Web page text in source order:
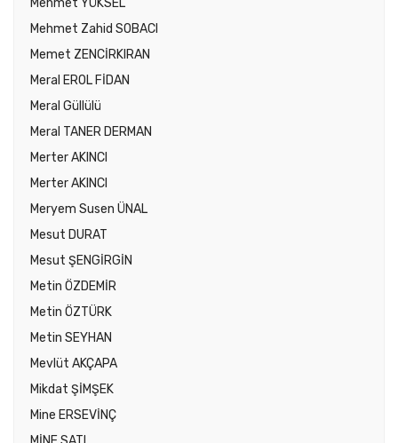
Mehmet Zahid SOBACI
Memet ZENCİRKIRAN
Meral EROL FİDAN
Meral Güllülü
Meral TANER DERMAN
Merter AKINCI
Merter AKINCI
Meryem Susen ÜNAL
Mesut DURAT
Mesut ŞENGİRGİN
Metin ÖZDEMİR
Metin ÖZTÜRK
Metin SEYHAN
Mevlüt AKÇAPA
Mikdat ŞİMŞEK
Mine ERSEVİNÇ